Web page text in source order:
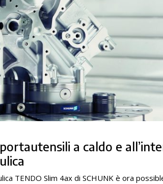
a caldo e
TENDO Slim 4ax di SCHUNK è ora